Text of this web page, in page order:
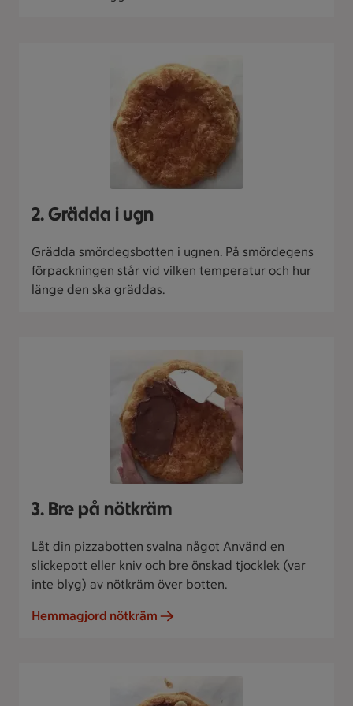
2. Grädda i ugn
Grädda smördegsbotten i ugnen. På smördegens
förpackningen står vid vilken temperatur och hur
länge den ska gräddas.
3. Bre på nötkräm
Låt din pizzabotten svalna något Använd en
slickepott eller kniv och bre önskad tjocklek (var
inte blyg) av nötkräm över botten.
Hemmagjord nötkräm